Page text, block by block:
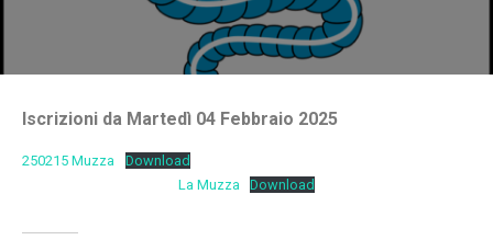
Iscrizioni da Martedì 04 Febbraio 2025
250215 Muzza
Download
La Muzza
Download